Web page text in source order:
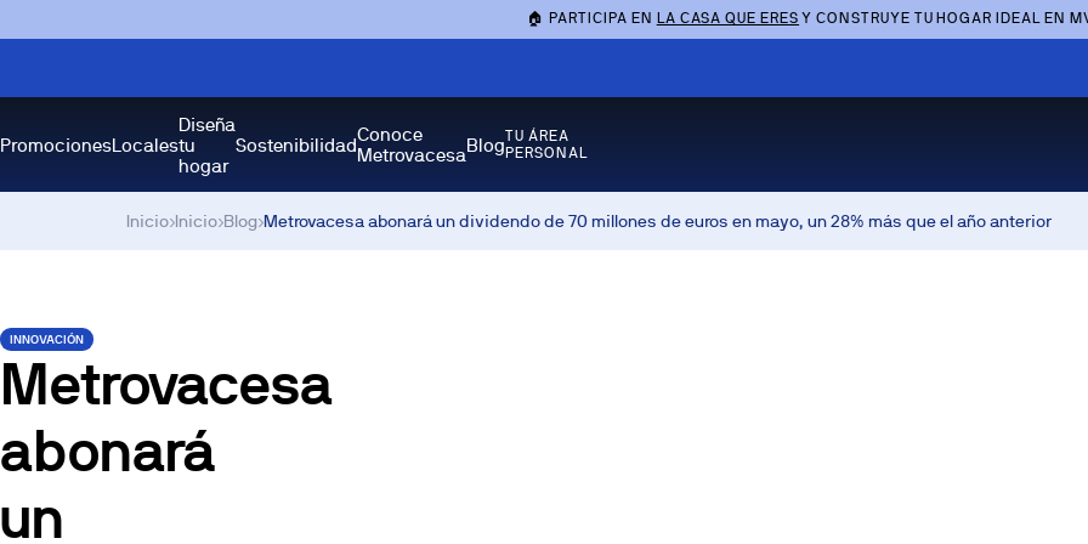
🏠 PARTICIPA EN LA CASA QUE ERES Y CONSTRUYE TU HOGAR IDEAL EN
PromocionesLocales
Diseña
tu
hogar
SostenibilidadConoce
MetrovacesaBlogTU ÁREA
PERSONAL
Inicio›Inicio›Blog›Metrovacesa abonará un dividendo de 70 millones de euros en mayo, un 28% más que el año anterior
INNOVACIÓN
Metrovacesa
abonará
un